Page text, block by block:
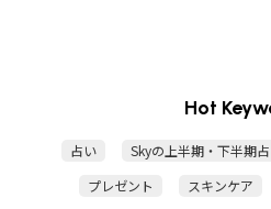
Hot
占い Skyの上半期・下半期
プレゼント
スキンケア